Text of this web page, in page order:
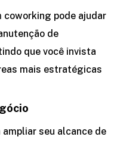
coworking pode ajudar
de
que você invista
mais estratégicas
seu alcance de